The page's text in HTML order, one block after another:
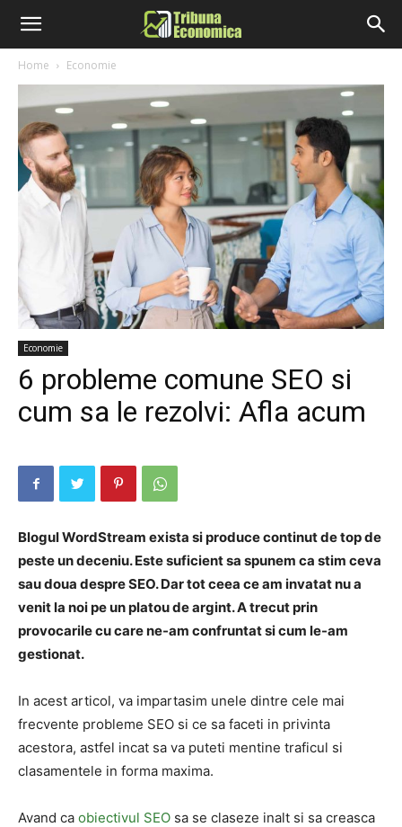
Home Economie
Economie
6 probleme comune SEO si
cum sa le rezolvi: Afla acum
Blogul WordStream exista si produce continut de top de
peste un deceniu. Este suficient sa spunem ca stim ceva
sau doua despre SEO. Dar tot ceea ce am invatat nu a
venit la noi pe un platou de argint. A trecut prin
provocarile cu care ne-am confruntat si cum le-am
gestionat.
In acest articol, va impartasim unele dintre cele mai
frecvente probleme SEO si ce sa faceti in privinta
acestora, astfel incat sa va puteti mentine traficul si
clasamentele in forma maxima.
Avand ca obiectivul SEO sa se claseze inalt si sa creasca